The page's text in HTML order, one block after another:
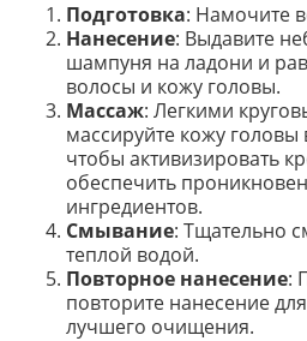
Подготовка: Намочите
Нанесение: Выдавите
шампуня на ладони и
волосы и кожу головы.
Массаж: Легкими
массируйте кожу головы
чтобы активизировать
обеспечить
ингредиентов.
Смывание: Тщательно
теплой водой.
Повторное нанесение:
повторите нанесение
лучшего очищения.